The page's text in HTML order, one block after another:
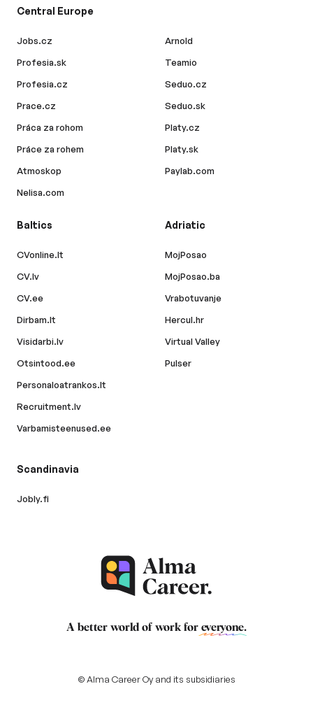
Central Europe
Jobs.cz
Profesia.sk
Profesia.cz
Prace.cz
Práca za rohom
Práce za rohem
Atmoskop
Nelisa.com
Arnold
Teamio
Seduo.cz
Seduo.sk
Platy.cz
Platy.sk
Paylab.com
Baltics
CVonline.lt
CV.lv
CV.ee
Dirbam.lt
Visidarbi.lv
Otsintood.ee
Personaloatrankos.lt
Recruitment.lv
Varbamisteenused.ee
Adriatic
MojPosao
MojPosao.ba
Vrabotuvanje
Hercul.hr
Virtual Valley
Pulser
Scandinavia
Jobly.fi
A better world of work for everyone.
© Alma Career Oy and its subsidiaries